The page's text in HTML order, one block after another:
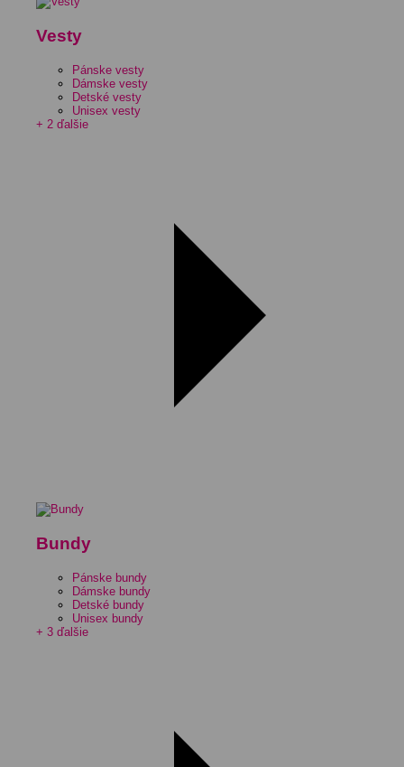
Vesty
Pánske vesty
Dámske vesty
Detské vesty
Unisex vesty
+ 2 ďalšie
Bundy
Pánske bundy
Dámske bundy
Detské bundy
Unisex bundy
+ 3 ďalšie